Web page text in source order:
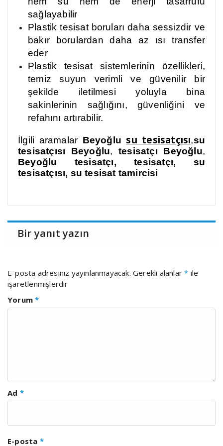
sağlayabilir
Plastik tesisat boruları daha sessizdir ve
bakır borulardan daha az ısı transfer
eder
Plastik tesisat sistemlerinin özellikleri,
temiz suyun verimli ve güvenilir bir
şekilde iletilmesi yoluyla bina
sakinlerinin sağlığını, güvenliğini ve
refahını artırabilir.
İlgili aramalar Beyoğlu su tesisatçısı,su
tesisatçısı Beyoğlu, tesisatçı Beyoğlu,
Beyoğlu tesisatçı, tesisatçı, su
tesisatçısı, su tesisat tamircisi
Bir yanıt yazın
E-posta adresiniz yayınlanmayacak. Gerekli alanlar* ile
işaretlenmişlerdir
Yorum*
Ad *
E-posta *